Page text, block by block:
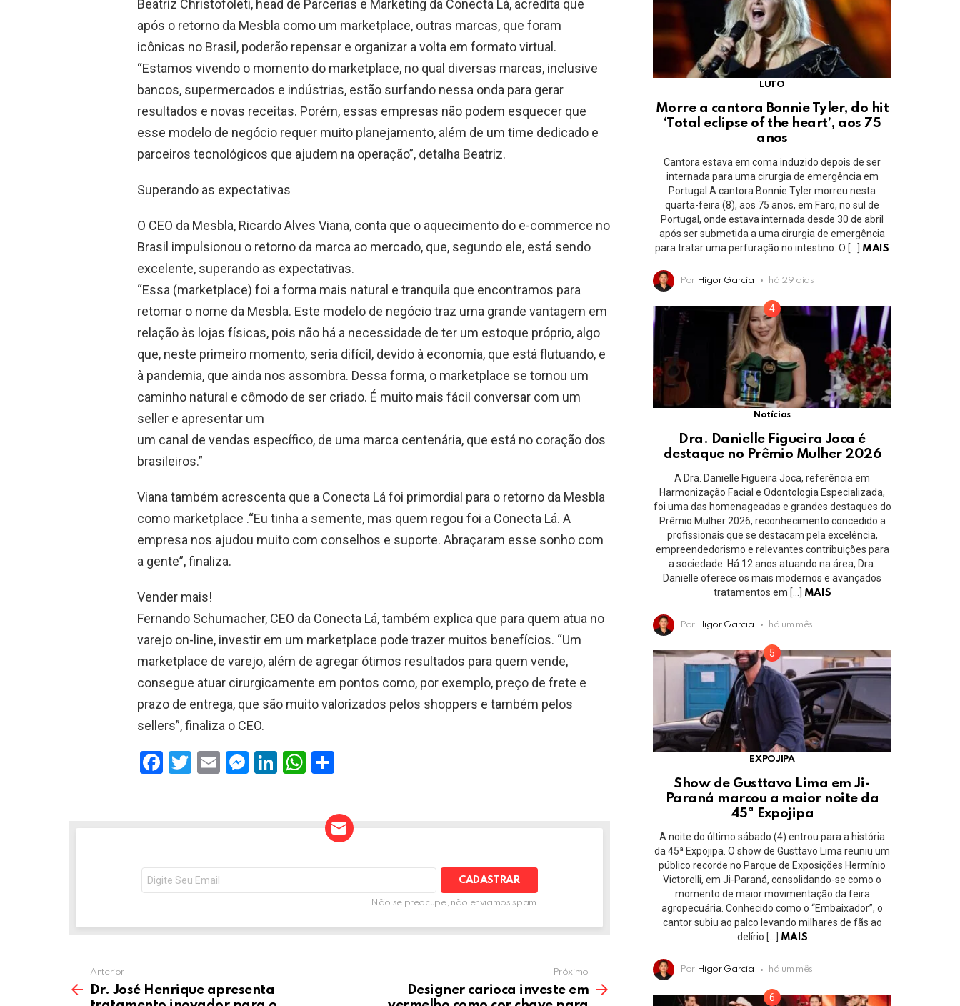
Beatriz Christofoleti, head de Parcerias e Marketing da Conecta Lá, acredita que
após o retorno da Mesbla como um marketplace, outras marcas, que foram
icônicas no Brasil, poderão repensar e organizar a volta em formato virtual.
“Estamos vivendo o momento do marketplace, no qual diversas marcas, inclusive
bancos, supermercados e indústrias, estão surfando nessa onda para gerar
resultados e novas receitas. Porém, essas empresas não podem esquecer que
esse modelo de negócio requer muito planejamento, além de um time dedicado e
parceiros tecnológicos que ajudem na operação”, detalha Beatriz.
Superando as expectativas
O CEO da Mesbla, Ricardo Alves Viana, conta que o aquecimento do e-commerce no
Brasil impulsionou o retorno da marca ao mercado, que, segundo ele, está sendo
excelente, superando as expectativas.
“Essa (marketplace) foi a forma mais natural e tranquila que encontramos para
retomar o nome da Mesbla. Este modelo de negócio traz uma grande vantagem em
relação às lojas físicas, pois não há a necessidade de ter um estoque próprio, algo
que, neste primeiro momento, seria difícil, devido à economia, que está flutuando, e
à pandemia, que ainda nos assombra. Dessa forma, o marketplace se tornou um
caminho natural e cômodo de ser criado. É muito mais fácil conversar com um
seller e apresentar um
um canal de vendas específico, de uma marca centenária, que está no coração dos
brasileiros.”
Viana também acrescenta que a Conecta Lá foi primordial para o retorno da Mesbla
como marketplace .“Eu tinha a semente, mas quem regou foi a Conecta Lá. A
empresa nos ajudou muito com conselhos e suporte. Abraçaram esse sonho com
a gente”, finaliza.
Vender mais!
Fernando Schumacher, CEO da Conecta Lá, também explica que para quem atua no
varejo on-line, investir em um marketplace pode trazer muitos benefícios. “Um
marketplace de varejo, além de agregar ótimos resultados para quem vende,
consegue atuar cirurgicamente em pontos como, por exemplo, preço de frete e
prazo de entrega, que são muito valorizados pelos shoppers e também pelos
sellers”, finaliza o CEO.
F
o
k
T
E
M
er
Li
W
p
p
ar
e
NEWSLETTER
e-
mail:
Não se preocupe, não enviamos spam.
Anterior
Dr. José Henrique apresenta
Próximo
Designer carioca investe em
LUTO
Morre a cantora Bonnie Tyler, do hit
‘Total eclipse of the heart’, aos 75
anos
Cantora estava em coma induzido depois de ser
internada para uma cirurgia de emergência em
Portugal A cantora Bonnie Tyler morreu nesta
quarta-feira (8), aos 75 anos, em Faro, no sul de
Portugal, onde estava internada desde 30 de abril
após ser submetida a uma cirurgia de emergência
para tratar uma perfuração no intestino. O […]
MAIS
Por Higor Garcia há 29 dias
Notícias
Dra. Danielle Figueira Joca é
destaque no Prêmio Mulher 2026
A Dra. Danielle Figueira Joca, referência em
Harmonização Facial e Odontologia Especializada,
foi uma das homenageadas e grandes destaques do
Prêmio Mulher 2026, reconhecimento concedido a
profissionais que se destacam pela excelência,
empreendedorismo e relevantes contribuições para
a sociedade. Há 12 anos atuando na área, Dra.
Danielle oferece os mais modernos e avançados
tratamentos em […]
MAIS
Por Higor Garcia há um mês
EXPOJIPA
Show de Gusttavo Lima em Ji-
Paraná marcou a maior noite da
45ª Expojipa
A noite do último sábado (4) entrou para a história
da 45ª Expojipa. O show de Gusttavo Lima reuniu um
público recorde no Parque de Exposições Hermínio
Victorelli, em Ji-Paraná, consolidando-se como o
momento de maior movimentação da feira
agropecuária. Conhecido como o “Embaixador”, o
cantor subiu ao palco levando milhares de fãs ao
delírio […]
MAIS
Por Higor Garcia há um mês